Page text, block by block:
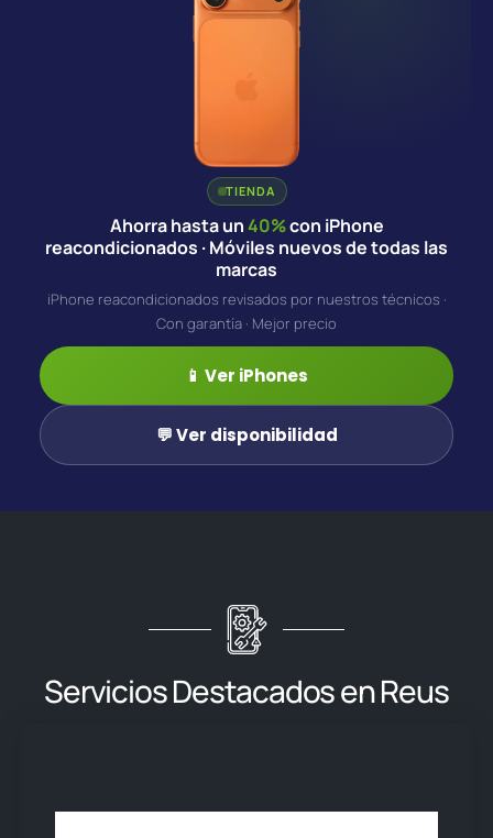
TIENDA
Ahorra hasta un40%con iPhone
reacondicionados · Móviles nuevos de todas las
marcas
iPhone reacondicionados revisados por nuestros técnicos ·
Con garantía · Mejor precio
📱 Ver iPhones
💬 Ver disponibilidad
Servicios Destacados en Reus